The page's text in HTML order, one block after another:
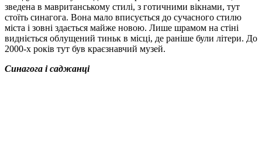
зведена в мавританському стилі, з готичними вікнами, тут
стоїть синагога. Вона мало вписується до сучасного стилю
міста і зовні здається майже новою. Лише шрамом на стіні
видніється облущений тиньк в місці, де раніше були літери. До
2000-х років тут був краєзнавчий музей.
Синагога і саджанці